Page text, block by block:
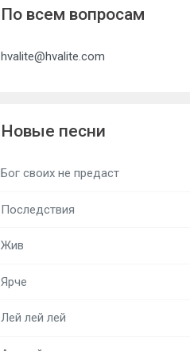
По всем вопросам
hvalite@hvalite.com
Новые песни
Бог своих не предаст
Последствия
Жив
Ярче
Лей лей лей